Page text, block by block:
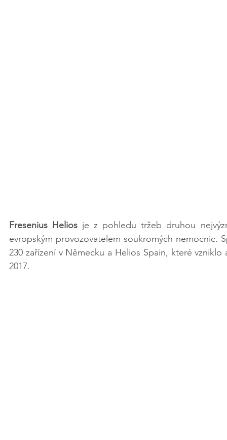
Fresenius Helios je z pohledu tržeb druhou
evropským provozovatelem soukromých nemocnic.
230 zařízení v Německu a Helios Spain, které
2017.